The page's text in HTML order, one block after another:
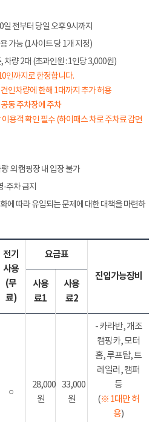
전부터 당일 오후 9시까지
가능 (1사이트 당 1개 지정)
차량 2대 (초과인원 : 1인당 3,000원)
인까지로 한정합니다.
인차량에 한해 1대까지 추가 허용
동 주차장에 주차
용객 확인 필수 (하이패스 차로 주차료 감면
외 캠핑장 내 입장 불가
주차 금지
에 따라 유입되는 문제에 대한 대책을 마련하
전기
사용
(무
료)
요금표
진입가능장비
사용
료1
사용
료2
○
28,000
원
33,000
원
- 카라반, 개조
캠핑카, 모터
홈, 루프탑, 트
레일러, 캠퍼
등
(※ 1대만 허
용)